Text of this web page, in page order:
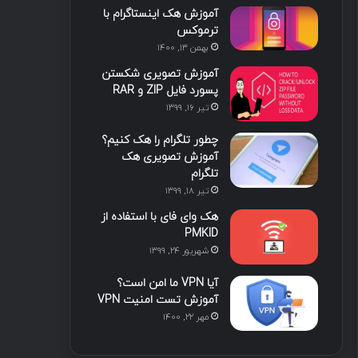
ی
ن
ب
ا
گ
ر
م
م
آموزش هک اینستاگرام با
ترموکس
بهمن ۱۳, ۱۴۰۰
آموزش تصویری شکستن
پسورد فایل ZIP و RAR
تیر ۱۶, ۱۳۹۹
چطور تلگرام را هک کنیم؟
آموزش تصویری هک
تلگرام
تیر ۱۸, ۱۳۹۹
هک وای فای با استفاده از
PMKID
شهریور ۲۴, ۱۳۹۹
آیا VPN ما امن است؟
آموزش تست امنیت VPN
مهر ۲۲, ۱۴۰۰